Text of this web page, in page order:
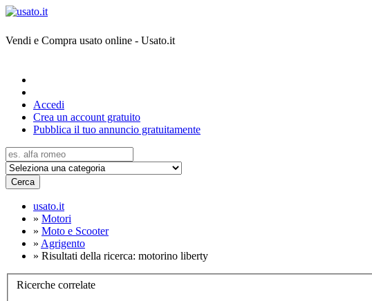
Vendi e Compra usato online - Usato.it
Accedi
Crea un account gratuito
Pubblica il tuo annuncio gratuitamente
Cerca
usato.it
» Motori
» Moto e Scooter
» Agrigento
» Risultati della ricerca: motorino liberty
Ricerche correlate